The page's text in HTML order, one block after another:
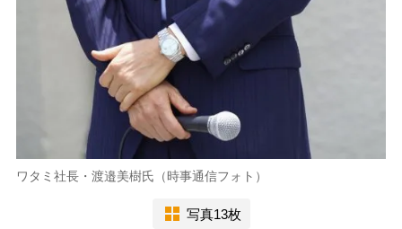
ワタミ社長・渡邉美樹氏（時事通信フォト）
写真13枚